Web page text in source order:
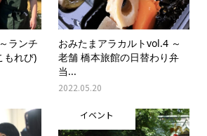
ランチ
もれび)
おみたまアラカルトvol.4 ～
老舗 橋本旅館の日替わり弁
当...
2022.05.20
イベント